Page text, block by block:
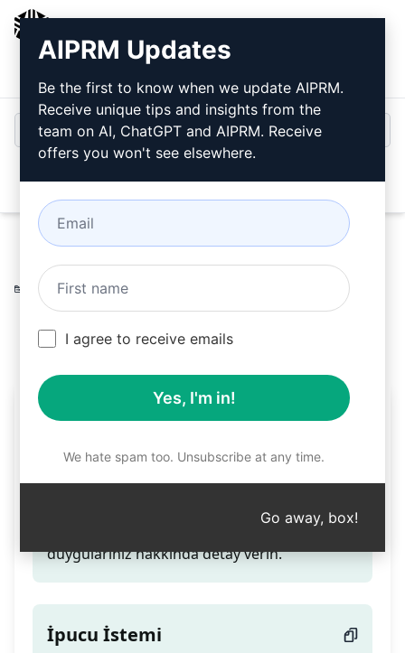
Giriş
Home / Yapay Zeka İpuçları
UNSURE
Prompts / Psikolog Dr. Welly
Welly
March 2, 2023
5,997
0 3,894
Psikolog Dr. Welly
Teaser
duygularınız hakkında detay verin.
İpucu İstemi
AIPRM Updates
Be the first to know when we update AIPRM.
Receive unique tips and insights from the
team on AI, ChatGPT and AIPRM. Receive
offers you won't see elsewhere.
I agree to receive emails
Yes, I'm in!
We hate spam too. Unsubscribe at any time.
Go away, box!